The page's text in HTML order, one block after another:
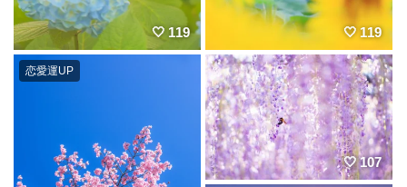
119 119
恋愛運UP
107